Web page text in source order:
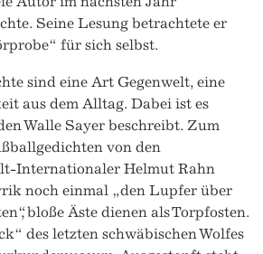
Seine Lesung betrachtete er
für sich selbst.
sind eine Art Gegenwelt, eine
aus dem Alltag. Dabei ist es
Walle Sayer beschreibt. Zum
von den
Internationaler Helmut Rahn
noch einmal „den Lupfer über
bloße Äste dienen als Torpfosten.
des letzten schwäbischen Wolfes